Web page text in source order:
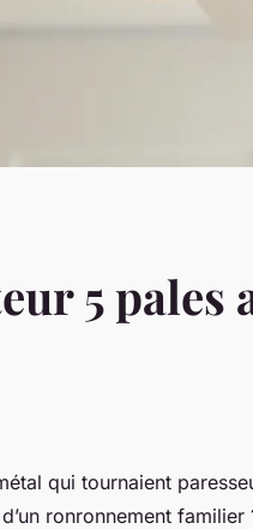
5 pales
qui tournaient
ronronnement familier